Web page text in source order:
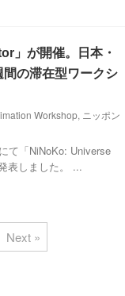
」が開催。日本・
の滞在型ワークシ
Workshop, ニッポン
て「NiNoKo: Universe
表しました。 ...
Next »